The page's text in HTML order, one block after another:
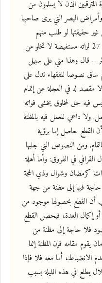
الذن لا يسلمون من
البصر التي يرى صاحبها
غير حقيقتها لو طلب منهم
الترقب ليلة 27 لراته مستفيضة لا تخلو من
– قال وهذا مني على سبيل
ساق نصوصا للفقهاء تدل على
مقصد له في العجلة عن إتمام
فيه حق لمخلوق يخشى فواته
ولا داعي للعمل فيه بالمظنة
القطع حاصل إما برؤية
ومن النصوص التي جلبها
في الفروق: وأما أهلة
كرمضان وشوال وذي الحجة
حاجة فيها إلى مظنة من جهة
أن القطع بحصولها موجود من
إكمال العدة، فيحصل القطع
فلا حاجة إلى مظنة من
يقوم مقامه فإن المظنة إنما
الانضباط، أما معه فلا فإذا
يطلع في هذه الليلة بسبب